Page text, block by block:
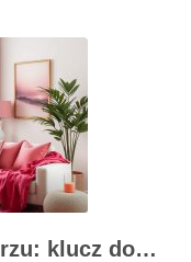
Jak używać różu we wnętrzu: klucz do stylowych akcentów i harmonii kolorystycznej